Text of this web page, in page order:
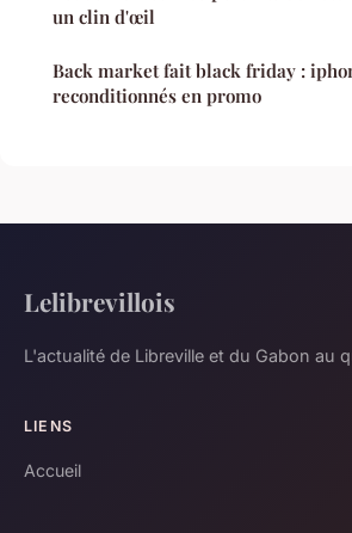
un clin d'œil
Back market fait black friday :
reconditionnés en promo
Lelibrevillois
L'actualité de Libreville et du Gabon au
LIENS
Accueil